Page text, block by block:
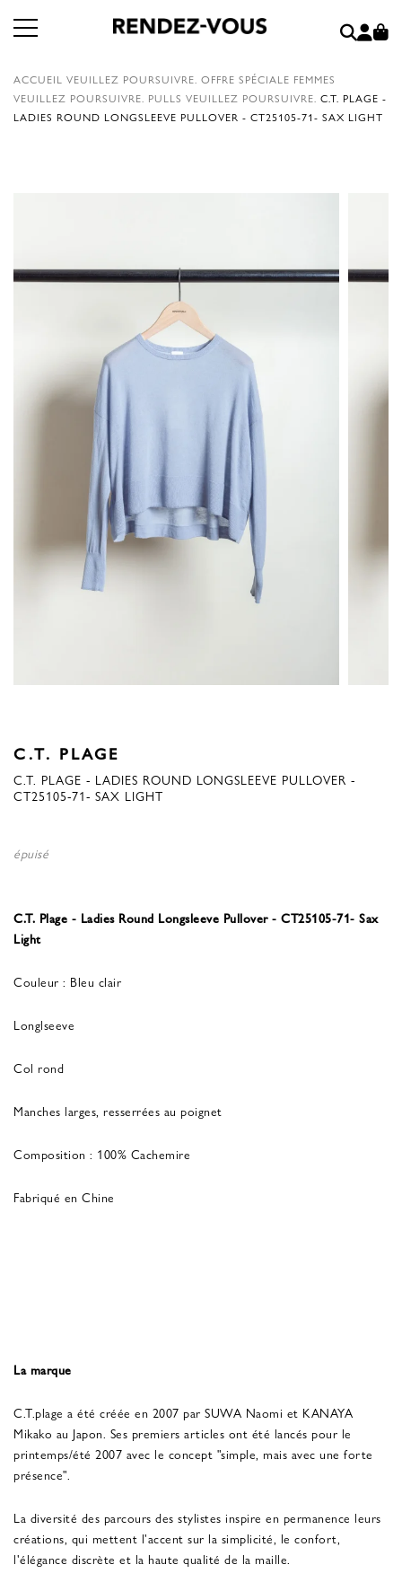
ACCUEIL VEUILLEZ POURSUIVRE. OFFRE SPÉCIALE FEMMES
VEUILLEZ POURSUIVRE. PULLS VEUILLEZ POURSUIVRE. C.T. PLAGE -
LADIES ROUND LONGSLEEVE PULLOVER - CT25105-71- SAX LIGHT
C.T. PLAGE
C.T. PLAGE - LADIES ROUND LONGSLEEVE PULLOVER -
CT25105-71- SAX LIGHT
épuisé
C.T. Plage - Ladies Round Longsleeve Pullover - CT25105-71- Sax
Light
Couleur : Bleu clair
Longlseeve
Col rond
Manches larges, resserrées au poignet
Composition : 100% Cachemire
Fabriqué en Chine
La marque
C.T.plage a été créée en 2007 par SUWA Naomi et KANAYA
Mikako au Japon. Ses premiers articles ont été lancés pour le
printemps/été 2007 avec le concept "simple, mais avec une forte
présence".
La diversité des parcours des stylistes inspire en permanence leurs
créations, qui mettent l'accent sur la simplicité, le confort,
l'élégance discrète et la haute qualité de la maille.